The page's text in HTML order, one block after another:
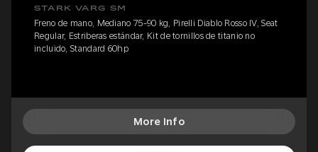
STARK VARG SM
Freno de mano, Mediano 75-90 kg, Pirelli Diablo Rosso IV, Seat
Regular, Estriberas estándar, Kit de tornillos de titanio no
incluido, Standard 60hp
More Info